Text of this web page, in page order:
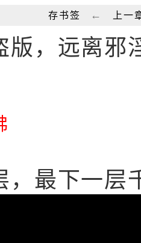
存书签 ← 上一
版，远离邪
，最下一层